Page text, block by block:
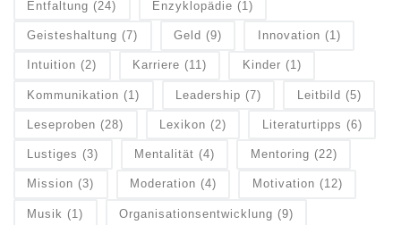
Entfaltung (24) Enzyklopädie (1)
Geisteshaltung (7) Geld (9) Innovation (1)
Intuition (2) Karriere (11) Kinder (1)
Kommunikation (1) Leadership (7) Leitbild (5)
Leseproben (28) Lexikon (2) Literaturtipps (6)
Lustiges (3) Mentalität (4) Mentoring (22)
Mission (3) Moderation (4) Motivation (12)
Musik (1) Organisationsentwicklung (9)